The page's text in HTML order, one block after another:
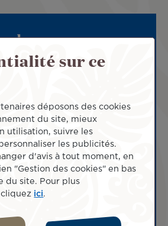
vols
des tarifs n'est pas
classe de voyage. Pour
veuillez sélectionner vos dates
les informations sur les
et passagers
sur ce
déposons des cookies
du site, mieux
utilisation, suivre les
les publicités.
d'avis à tout moment, en
"Gestion des cookies" en bas
du site. Pour plus
ici